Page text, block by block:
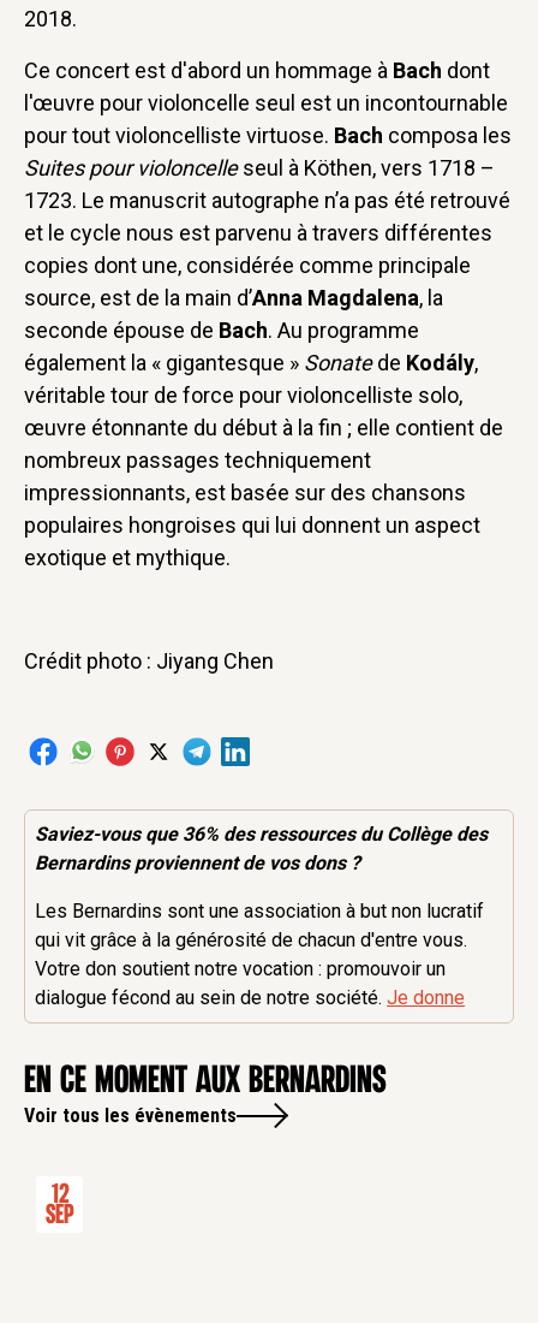
2018.
Ce concert est d'abord un hommage à Bach dont
l'œuvre pour violoncelle seul est un incontournable
pour tout violoncelliste virtuose. Bach composa les
Suites pour violoncelleseul à Köthen, vers 1718 –
1723. Le manuscrit autographe n’a pas été retrouvé
et le cycle nous est parvenu à travers différentes
copies dont une, considérée comme principale
source, est de la main d’Anna Magdalena, la
seconde épouse de Bach. Au programme
également la « gigantesque » Sonatede Kodály,
véritable tour de force pour violoncelliste solo,
œuvre étonnante du début à la fin ; elle contient de
nombreux passages techniquement
impressionnants, est basée sur des chansons
populaires hongroises qui lui donnent un aspect
exotique et mythique.
Crédit photo : Jiyang Chen
Saviez-vous que 36% desressourcesdu Collège des
Bernardins proviennent de vos dons ?
Les Bernardins sont une association à but non lucratif
qui vit grâce à la générosité de chacun d'entre vous.
Votre don soutient notre vocation : promouvoir un
dialogue fécond au sein de notre société.Je donne
en ce moment aux Bernardins
Voir tous les évènements
12
Sep